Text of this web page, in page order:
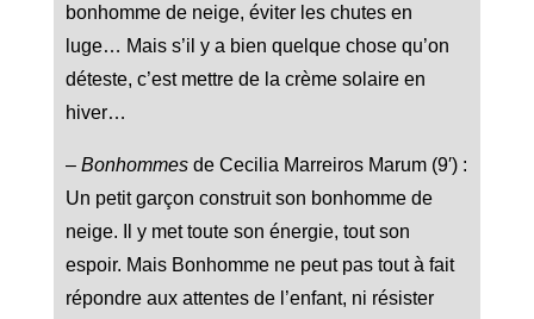
bonhomme de neige, éviter les chutes en
luge… Mais s’il y a bien quelque chose qu’on
déteste, c’est mettre de la crème solaire en
hiver…
– Bonhommesde Cecilia Marreiros Marum (9′) :
Un petit garçon construit son bonhomme de
neige. Il y met toute son énergie, tout son
espoir. Mais Bonhomme ne peut pas tout à fait
répondre aux attentes de l’enfant, ni résister